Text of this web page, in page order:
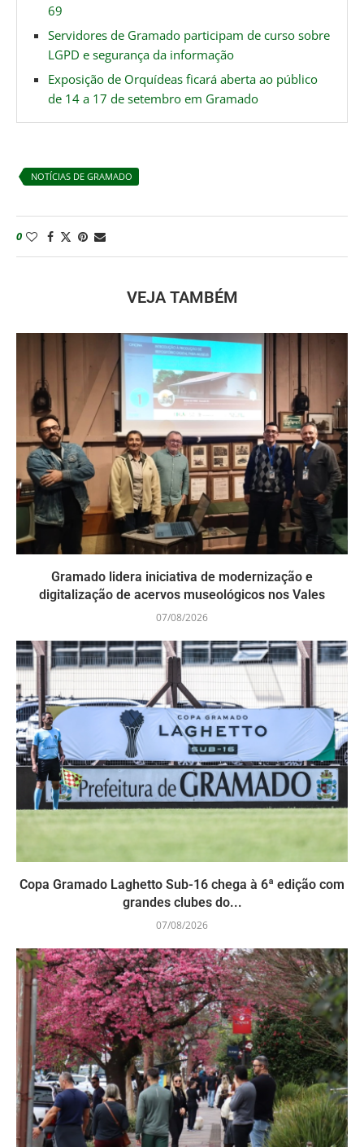
69
Servidores de Gramado participam de curso sobre
LGPD e segurança da informação
Exposição de Orquídeas ficará aberta ao público
de 14 a 17 de setembro em Gramado
NOTÍCIAS DE GRAMADO
0
VEJA TAMBÉM
Gramado lidera iniciativa de modernização e
digitalização de acervos museológicos nos Vales
07/08/2026
Copa Gramado Laghetto Sub-16 chega à 6ª edição com
grandes clubes do...
07/08/2026